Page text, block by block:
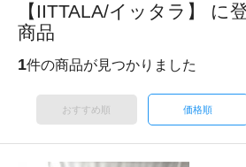
【IITTALA/イッタラ】 に
商品
1件の商品が見つかりました
おすすめ順 価格順